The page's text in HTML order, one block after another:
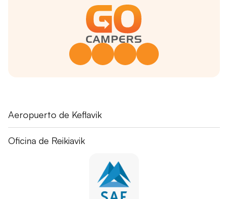
Aeropuerto de Keflavik
230 Reykjanesbær
go@gorentals.is
Oficina de Reikiavik
105 Reykjavík